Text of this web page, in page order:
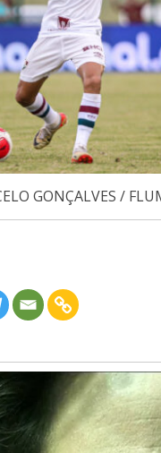
GONÇALVES /